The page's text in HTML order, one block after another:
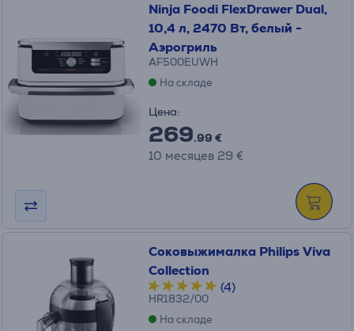
Ninja Foodi FlexDrawer Dual,
10,4 л, 2470 Вт, белый -
Аэрогриль
AF500EUWH
На складе
Цена:
269.99 €
10 месяцев 29 €
Соковыжималка Philips Viva
Collection
(4)
HR1832/00
На складе